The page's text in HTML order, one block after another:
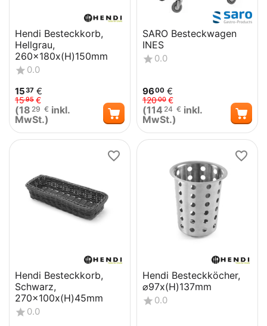
Hendi Besteckkorb,
Hellgrau,
260x180x(H)150mm
0.0
1537 €
1595 €
(18 29 € inkl.
MwSt.)
SARO Besteckwagen
INES
0.0
9600 €
12000 €
(114 24 € inkl.
MwSt.)
Hendi Besteckkorb,
Schwarz,
270x100x(H)45mm
0.0
Hendi Besteckköcher,
⌀97x(H)137mm
0.0